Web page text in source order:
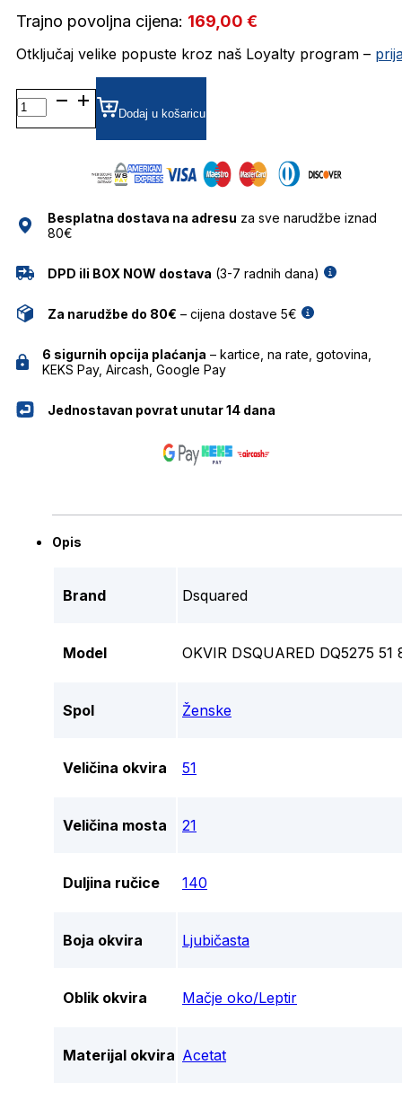
Trajno povoljna cijena: 169,00 €
Otključaj velike popuste kroz naš Loyalty program –
DQ5275 DIOPTRIJSKI
OKVIRI
DSQUARED
Dodaj u košaricu
Besplatna dostava na adresu za sve narudžbe iznad
80€
DPD ili BOX NOW dostava (3-7 radnih dana)
Za narudžbe do 80€ – cijena dostave 5€
6 sigurnih opcija plaćanja – kartice, na rate, gotovina,
KEKS Pay, Aircash, Google Pay
Jednostavan povrat unutar 14 dana
Opis
Brand Dsquared
Model OKVIR DSQUARED DQ5275 51
Spol Ženske
Veličina okvira 51
Veličina mosta 21
Duljina ručice 140
Boja okvira Ljubičasta
Oblik okvira Mačje oko/Leptir
Materijal okvira Acetat